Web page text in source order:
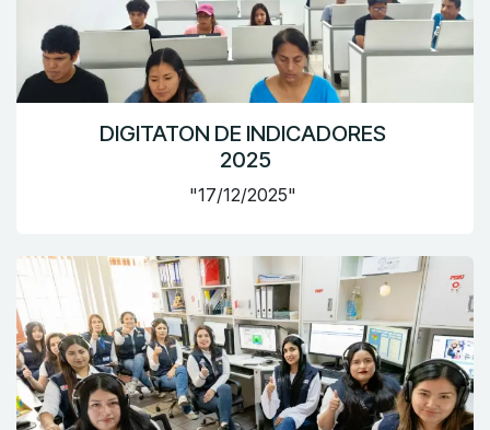
DIGITATON DE INDICADORES
2025
"17/12/2025"